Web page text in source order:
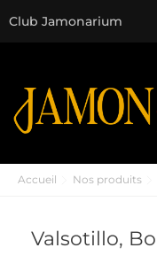
Club Jamonarium
Accueil Nos produits
Valsotillo,